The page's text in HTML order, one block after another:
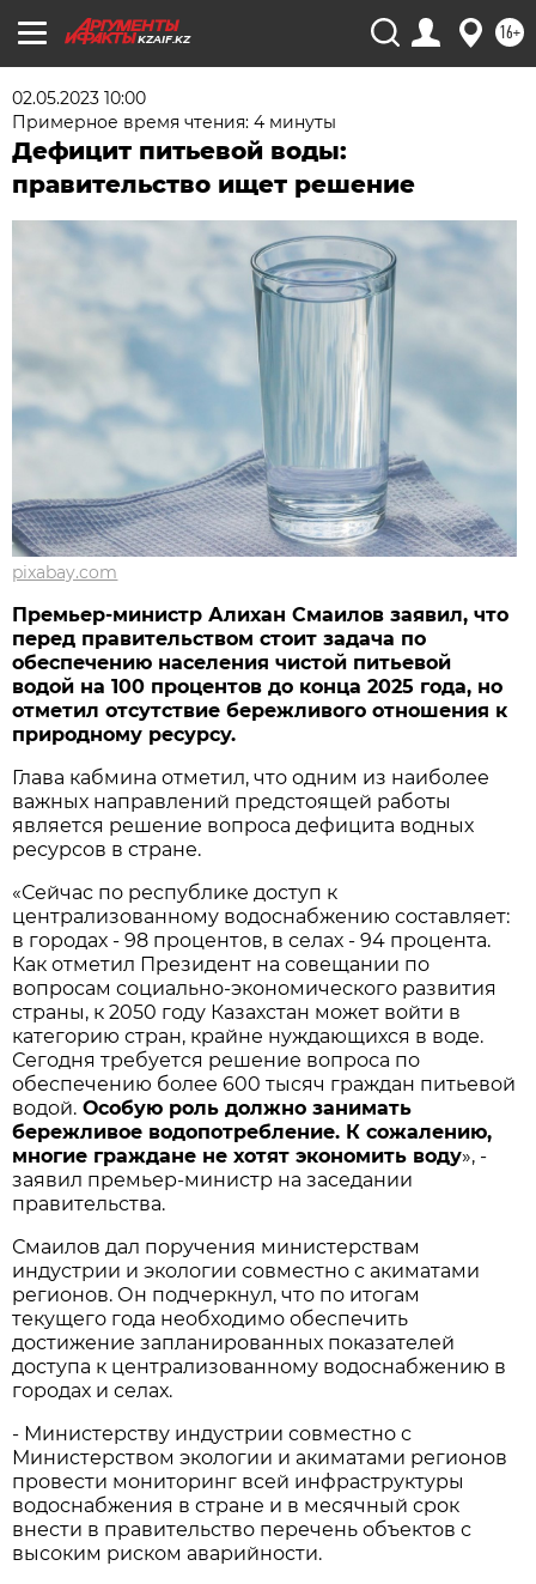
KZAIF.KZ 16+
02.05.2023 10:00
Примерное время чтения: 4 минуты
Дефицит питьевой воды:
правительство ищет решение
pixabay.com
Премьер-министр Алихан Смаилов заявил, что
перед правительством стоит задача по
обеспечению населения чистой питьевой
водой на 100 процентов до конца 2025 года, но
отметил отсутствие бережливого отношения к
природному ресурсу.
Глава кабмина отметил, что одним из наиболее
важных направлений предстоящей работы
является решение вопроса дефицита водных
ресурсов в стране.
«Сейчас по республике доступ к
централизованному водоснабжению составляет:
в городах - 98 процентов, в селах - 94 процента.
Как отметил Президент на совещании по
вопросам социально-экономического развития
страны, к 2050 году Казахстан может войти в
категорию стран, крайне нуждающихся в воде.
Сегодня требуется решение вопроса по
обеспечению более 600 тысяч граждан питьевой
водой. Особую роль должно занимать
бережливое водопотребление. К сожалению,
многие граждане не хотят экономить воду», -
заявил премьер-министр на заседании
правительства.
Смаилов дал поручения министерствам
индустрии и экологии совместно с акиматами
регионов. Он подчеркнул, что по итогам
текущего года необходимо обеспечить
достижение запланированных показателей
доступа к централизованному водоснабжению в
городах и селах.
- Министерству индустрии совместно с
Министерством экологии и акиматами регионов
провести мониторинг всей инфраструктуры
водоснабжения в стране и в месячный срок
внести в правительство перечень объектов с
высоким риском аварийности.